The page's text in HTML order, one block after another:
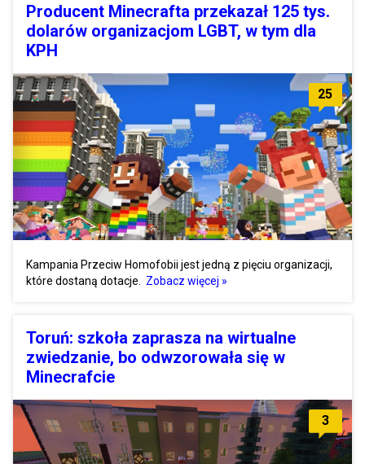
Producent Minecrafta przekazał 125 tys.
dolarów organizacjom LGBT, w tym dla
KPH
25
Kampania Przeciw Homofobii jest jedną z pięciu organizacji,
które dostaną dotacje.
Zobacz więcej »
Toruń: szkoła zaprasza na wirtualne
zwiedzanie, bo odwzorowała się w
Minecrafcie
3